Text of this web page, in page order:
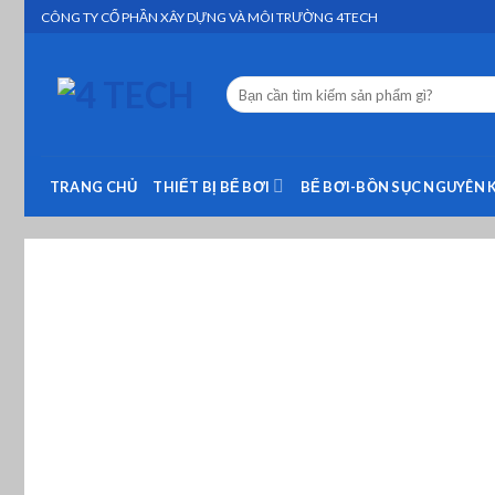
Skip
CÔNG TY CỔ PHẦN XÂY DỰNG VÀ MÔI TRƯỜNG 4TECH
Tìm
kiếm:
TRANG CHỦ THIẾT BỊ BỂ BƠI BỂ BƠI-BỒN SỤC NGUYÊN